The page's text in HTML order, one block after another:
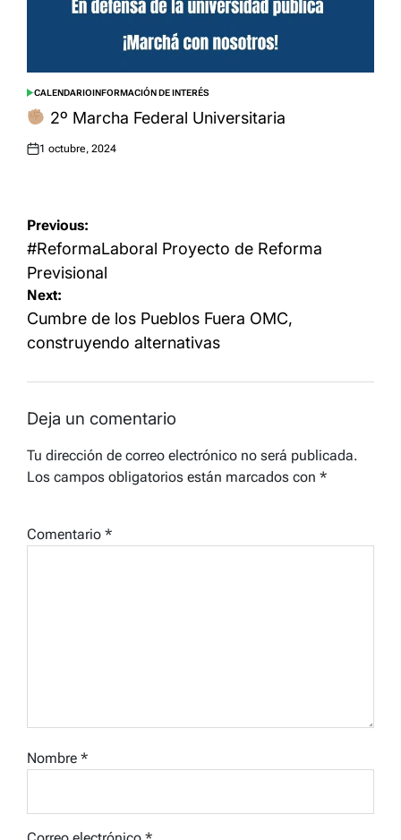
POSTED
IN
CALENDARIOINFORMACIÓN DE INTERÉS
2º Marcha Federal Universitaria
Posted
1 octubre, 2024
Navegación
de
entradas
Previous:
#ReformaLaboral Proyecto de Reforma
Previsional
Next:
Cumbre de los Pueblos Fuera OMC,
construyendo alternativas
Deja un comentario
Tu dirección de correo electrónico no será publicada.
Los campos obligatorios están marcados con *
Comentario *
Nombre *